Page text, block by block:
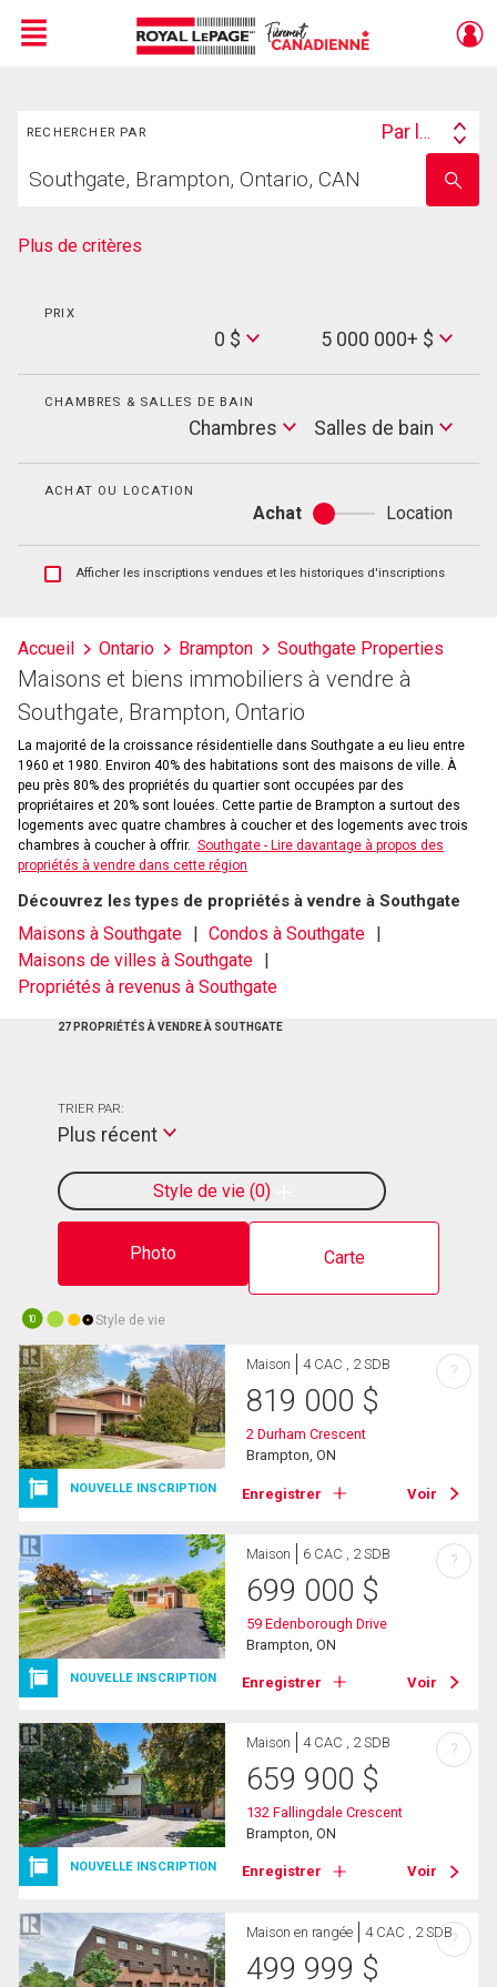
Menu
RECHERCHER PAR
Search
Par lieu
votre
nom
Plus de critères
PRIX
0 $
Max
Price
5 000 000+ $
CHAMBRES & SALLES DE BAIN
Chambres
Salles
de
Salles de bain
ACHAT OU LOCATION
Achat
Achat
ou
location
Location
Afficher
et
les
historiques
d'inscriptions
Afficher les inscriptions vendues et les historiques d'inscriptions
Accueil Ontario Brampton Southgate Properties
Maisons et biens immobiliers à vendre à
Southgate, Brampton, Ontario
La majorité de la croissance résidentielle dans Southgate a eu lieu entre
1960 et 1980. Environ 40% des habitations sont des maisons de ville. À
peu près 80% des propriétés du quartier sont occupées par des
propriétaires et 20% sont louées. Cette partie de Brampton a surtout des
logements avec quatre chambres à coucher et des logements avec trois
chambres à coucher à offrir. Southgate - Lire davantage à propos des
propriétés à vendre dans cette région
Découvrez les types de propriétés à vendre à Southgate
Maisons à Southgate
Condos à Southgate
Maisons de villes à Southgate
Propriétés à revenus à Southgate
27 PROPRIÉTÉS À VENDRE À SOUTHGATE
Photo Carte
Style de vie 0
TRIER PAR:
Plus récent
10 Style de vie
NOUVELLE INSCRIPTION
Maison 4 CAC , 2 SDB
819 000 $
2 Durham Crescent
Brampton, ON
Enregistrer Voir
?
NOUVELLE INSCRIPTION
Maison 6 CAC , 2 SDB
699 000 $
59 Edenborough Drive
Brampton, ON
Enregistrer Voir
?
NOUVELLE INSCRIPTION
Maison 4 CAC , 2 SDB
659 900 $
132 Fallingdale Crescent
Brampton, ON
Enregistrer Voir
?
Maison en rangée 4 CAC , 2 SDB
499 999 $
?